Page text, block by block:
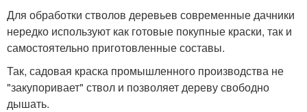
Для обработки стволов деревьев современные дачники
нередко используют как готовые покупные краски, так и
самостоятельно приготовленные составы.
Так, садовая краска промышленного производства не
"закупоривает" ствол и позволяет дереву свободно
дышать.